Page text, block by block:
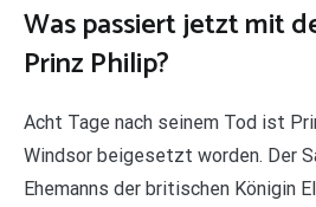
Was passiert jetzt mit
Prinz Philip?
Acht Tage nach seinem Tod ist
Windsor beigesetzt worden. Der
Ehemanns der britischen Königin